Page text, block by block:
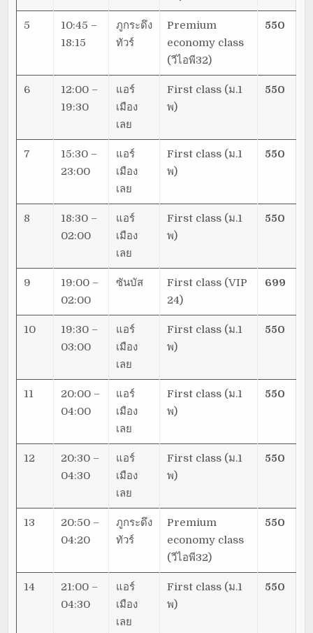
5
10:45 –
18:15
ภูกระดึง
ทัวร์
Premium
economy class
(วีไอพี32)
550
6
12:00 –
19:30
แอร์
เมือง
เลย
First class (ม.1
พ)
550
7
15:30 –
23:00
แอร์
เมือง
เลย
First class (ม.1
พ)
550
8
18:30 –
02:00
แอร์
เมือง
เลย
First class (ม.1
พ)
550
9
19:00 –
02:00
ซันบัส
First class (VIP
24)
699
10
19:30 –
03:00
แอร์
เมือง
เลย
First class (ม.1
พ)
550
11
20:00 –
04:00
แอร์
เมือง
เลย
First class (ม.1
พ)
550
12
20:30 –
04:30
แอร์
เมือง
เลย
First class (ม.1
พ)
550
13
20:50 –
04:20
ภูกระดึง
ทัวร์
Premium
economy class
(วีไอพี32)
550
14
21:00 –
04:30
แอร์
เมือง
เลย
First class (ม.1
พ)
550